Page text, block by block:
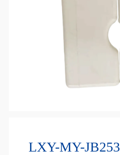
LXY-MY-JB253